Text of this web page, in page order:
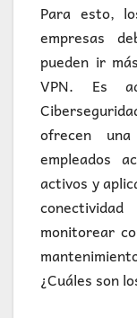
Para esto,
empresas
pueden ir
VPN. Es
ofrecen
empleados
activos y
monitorear
¿Cuáles son